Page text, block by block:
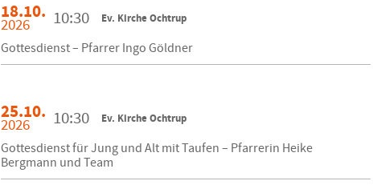
18.10.
2026 10:30 Ev. Kirche Ochtrup
Gottesdienst – Pfarrer Ingo Göldner
25.10.
2026 10:30 Ev. Kirche Ochtrup
Gottesdienst für Jung und Alt mit Taufen – Pfarrerin Heike
Bergmann und Team